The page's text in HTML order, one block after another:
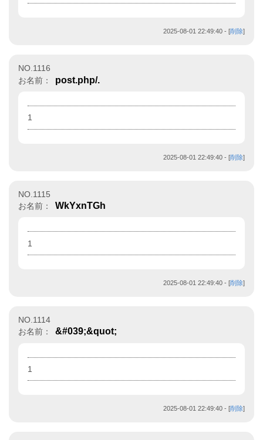
2025-08-01 22:49:40 - [削除]
NO.1116
お名前：
post.php/.
1
2025-08-01 22:49:40 - [削除]
NO.1115
お名前：
WkYxnTGh
1
2025-08-01 22:49:40 - [削除]
NO.1114
お名前：
&#039;&quot;
1
2025-08-01 22:49:40 - [削除]